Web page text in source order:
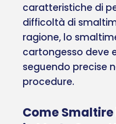
caratteristiche di
difficoltà di
ragione, lo
cartongesso deve
seguendo precise
procedure.
Come